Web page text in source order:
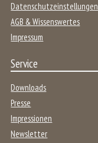
Datenschutzeinstellungen
AGB & Wissenswertes
Impressum
Service
Downloads
Presse
Impressionen
Newsletter